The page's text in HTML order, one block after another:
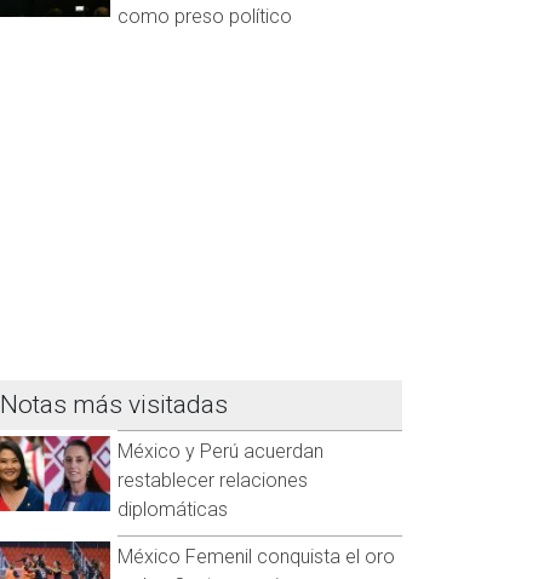
como preso político
Notas más visitadas
México y Perú acuerdan
restablecer relaciones
diplomáticas
México Femenil conquista el oro